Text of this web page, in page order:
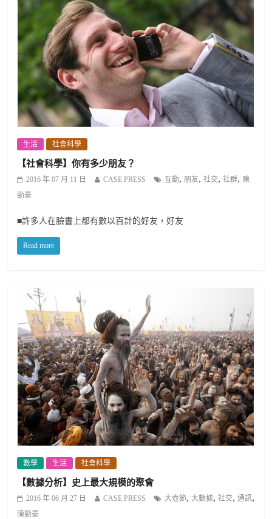
生活 社會科學
【社會科學】你有多少朋友？
2016 年 07 月 11 日 CASE PRESS 互動, 朋友,社交,社群, 陳
勁豪
■許多人在臉書上都有數以百計的好友，好友
Read more
數學 生活 社會科學
【數據分析】史上最大規模的聚會
2016 年 06 月 27 日 CASE PRESS 大壺節,大數據,社交,通訊,
陳勁豪